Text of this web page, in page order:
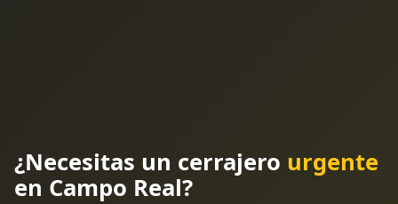
¿Necesitas un cerrajero urgente
en Campo Real?